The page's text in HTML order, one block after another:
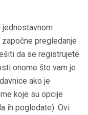
jednostavnom
pregledanje
da se registrujete
onome što vam je
ako je
koje su opcije
ih pogledate). Ovi